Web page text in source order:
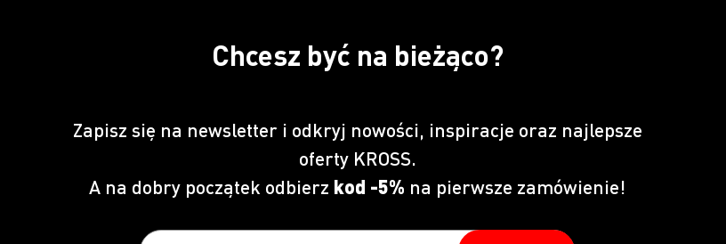
Chcesz być na bieżąco?
Zapisz się na newsletter i odkryj nowości, inspiracje oraz najlepsze
oferty KROSS.
A na dobry początek odbierz kod -5% na pierwsze zamówienie!